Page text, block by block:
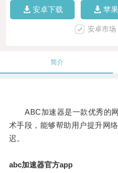
安卓下载 苹
安卓市场
简介
ABC加速器是一款优秀的网
术手段，能够帮助用户提升网
迟。
abc加速器官方app